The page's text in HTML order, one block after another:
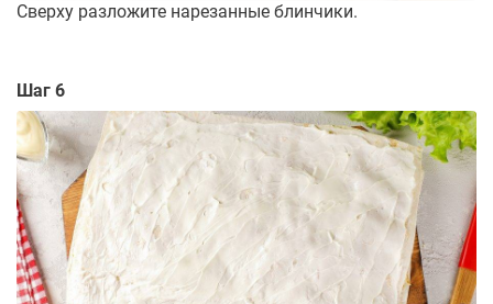
Сверху разложите нарезанные блинчики.
Шаг 6